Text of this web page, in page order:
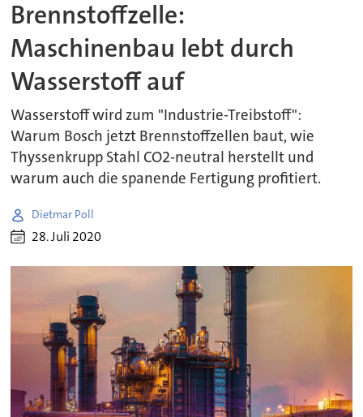
Brennstoffzelle:
Maschinenbau lebt durch
Wasserstoff auf
Wasserstoff wird zum "Industrie-Treibstoff":
Warum Bosch jetzt Brennstoffzellen baut, wie
Thyssenkrupp Stahl CO2-neutral herstellt und
warum auch die spanende Fertigung profitiert.
Dietmar Poll
28. Juli 2020